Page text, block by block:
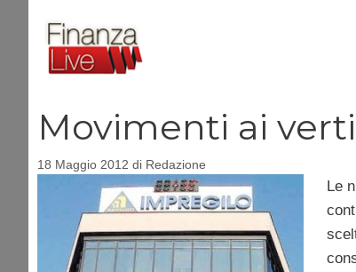
contenuto
Movimenti ai
18 Maggio 2012 di Redazione
Le